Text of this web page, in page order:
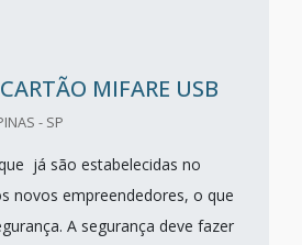
MIFARE USB
- SP
já são estabelecidas no
novos empreendedores, o que
A segurança deve fazer